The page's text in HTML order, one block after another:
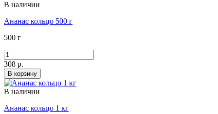
В наличии
Ананас кольцо 500 г
500 г
308 р.
В корзину
В наличии
Ананас кольцо 1 кг